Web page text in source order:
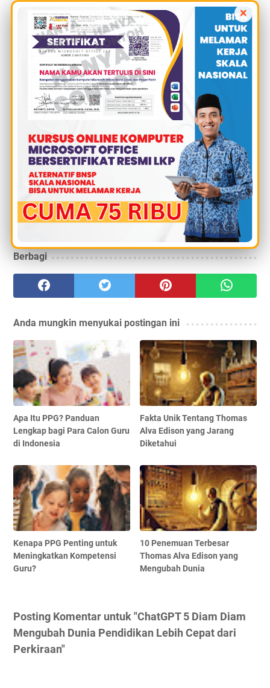
mengajar dengan pendekatan kreatif.
Masa Depan Pendidikan Lebih
Fleksibel
Dengan hadirnya ChatGPT 5, dunia pendidikan bergerak
ke arah yang lebih fleksibel. Belajar tidak lagi terikat
ruang kelas atau jadwal ketat. Siswa bisa mengakses
materi kapan saja, belajar sesuai ritme, dan
mendapatkan feedback langsung.
Fleksibilitas ini memberi peluang besar bagi
pembelajaran sepanjang hayat (
lifelong learning), di
mana siapa pun bisa terus mengembangkan diri tanpa
batas waktu dan tempat. ChatGPT 5 menjadi salah satu
Berbagi
Anda mungkin menyukai postingan ini
Apa Itu PPG? Panduan
Lengkap bagi Para Calon Guru
di Indonesia
Fakta Unik Tentang Thomas
Alva Edison yang Jarang
Diketahui
Kenapa PPG Penting untuk
Meningkatkan Kompetensi
Guru?
10 Penemuan Terbesar
Thomas Alva Edison yang
Mengubah Dunia
Posting Komentar untuk "ChatGPT 5 Diam Diam
Mengubah Dunia Pendidikan Lebih Cepat dari
Perkiraan"
×